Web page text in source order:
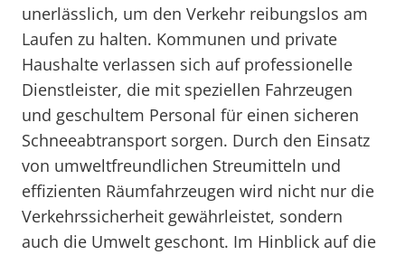
unerlässlich, um den Verkehr reibungslos am
Laufen zu halten. Kommunen und private
Haushalte verlassen sich auf professionelle
Dienstleister, die mit speziellen Fahrzeugen
und geschultem Personal für einen sicheren
Schneeabtransport sorgen. Durch den Einsatz
von umweltfreundlichen Streumitteln und
effizienten Räumfahrzeugen wird nicht nur die
Verkehrssicherheit gewährleistet, sondern
auch die Umwelt geschont. Im Hinblick auf die